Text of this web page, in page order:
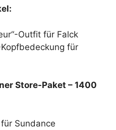
Outfit für Falck
Kopfbedeckung für
Store-Paket – 1400
Sundance